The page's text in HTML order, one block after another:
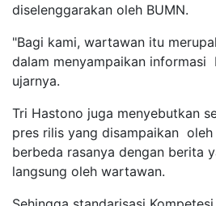
diselenggarakan oleh BUMN.
"Bagi kami, wartawan itu
dalam menyampaikan informasi
ujarnya.
Tri Hastono juga menyebutkan
pres rilis yang disampaikan oleh
berbeda rasanya dengan berita
langsung oleh wartawan.